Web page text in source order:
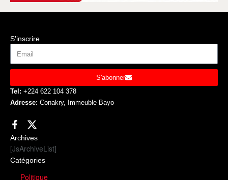
Catégories
Politique
Archives
[JsArchiveList]
S'inscrire
S'abonner
Tel: +224 622 104 378
Adresse: Conakry, Immeuble Bayo